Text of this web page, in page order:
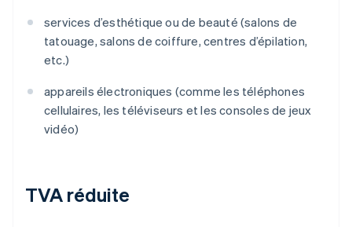
services d’esthétique ou de beauté (salons de
tatouage, salons de coiffure, centres d’épilation,
etc.)
appareils électroniques (comme les téléphones
cellulaires, les téléviseurs et les consoles de jeux
vidéo)
TVA réduite